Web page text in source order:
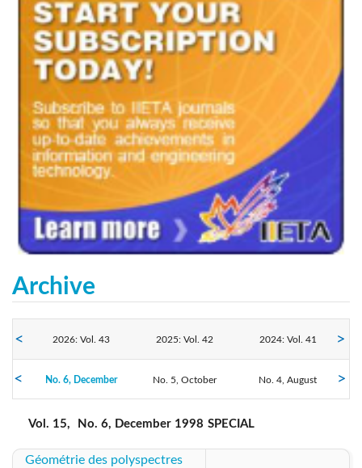
Archive
2026: Vol. 43 2025: Vol. 42 2024: Vol. 41
2023: Vol. 40 2022: Vol. 39 2021: Vol. 38
2020: Vol. 37 2019: Vol. 36
2017: Vol. 34 2016: Vol. 33
No. 6, December No. 5, October No. 4, August
Vol. 15, No. 6, December 1998 SPECIAL
Géométrie des polyspectres